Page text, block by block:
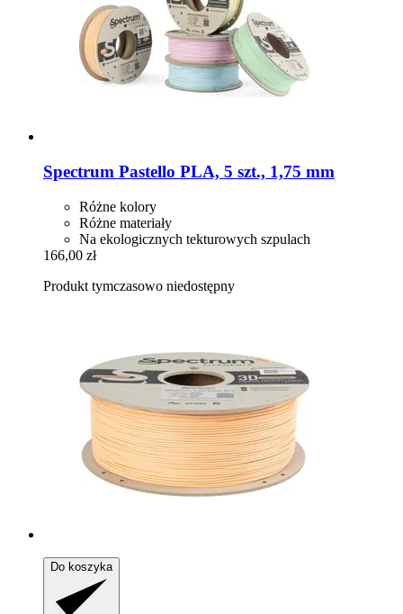
Spectrum Pastello PLA, 5 szt., 1,75 mm
Różne kolory
Różne materiały
Na ekologicznych tekturowych szpulach
166,00 zł
Produkt tymczasowo niedostępny
Do koszyka